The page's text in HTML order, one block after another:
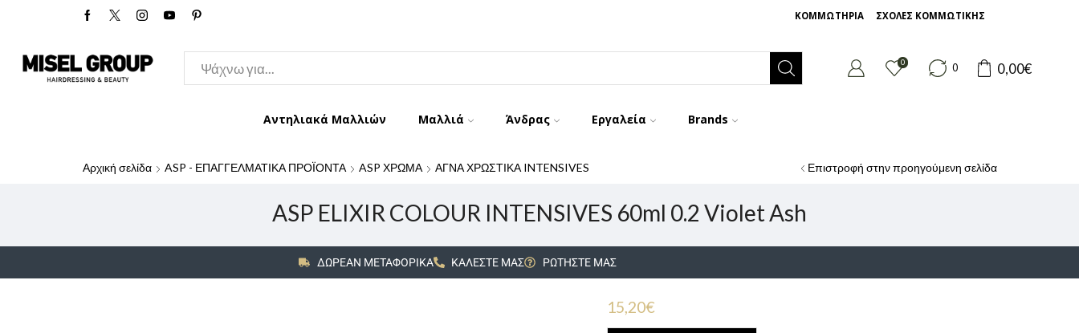
ΚΟΜΜΩΤΗΡΙΑ ΣΧΟΛΕΣ ΚΟΜΜΩΤΙΚΗΣ
0 0 0,00€
Αντηλιακά Μαλλιών Μαλλιά Άνδρας Εργαλεία Brands
Αρχική σελίδα ASP - ΕΠΑΓΓΕΛΜΑΤΙΚΑ ΠΡΟΪΟΝΤΑ ASP ΧΡΩΜΑ ΑΓΝΑ ΧΡΩΣΤΙΚΑ INTENSIVES Επιστροφή στην προηγούμενη σελίδα
ASP ELIXIR COLOUR INTENSIVES 60ml 0.2 Violet Ash
ΔΩΡΕΑΝ ΜΕΤΑΦΟΡΙΚΑ ΚΑΛΕΣΤΕ ΜΑΣ ΡΩΤΗΣΤΕ ΜΑΣ
15,20€